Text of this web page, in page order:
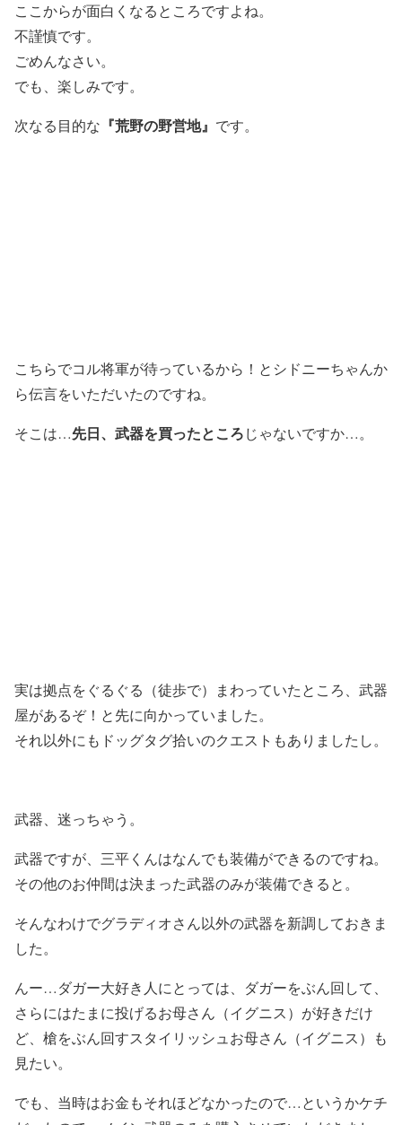
ここからが面白くなるところですよね。
不謹慎です。
ごめんなさい。
でも、楽しみです。
次なる目的な 『荒野の野営地』 です。
こちらでコル将軍が待っているから！とシドニーちゃんか
ら伝言をいただいたのですね。
そこは…先日、武器を買ったところじゃないですか…。
実は拠点をぐるぐる（徒歩で）まわっていたところ、武器
屋があるぞ！と先に向かっていました。
それ以外にもドッグタグ拾いのクエストもありましたし。
武器、迷っちゃう。
武器ですが、三平くんはなんでも装備ができるのですね。
その他のお仲間は決まった武器のみが装備できると。
そんなわけでグラディオさん以外の武器を新調しておきま
した。
んー…ダガー大好き人にとっては、ダガーをぶん回して、
さらにはたまに投げるお母さん（イグニス）が好きだけ
ど、槍をぶん回すスタイリッシュお母さん（イグニス）も
見たい。
でも、当時はお金もそれほどなかったので…というかケチ